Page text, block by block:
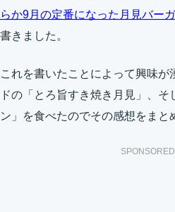
らか9月の定番になった月見バー
書きました。
これを書いたことによって興味
ドの「とろ旨すき焼き月見」、
ン」を食べたのでその感想をまと